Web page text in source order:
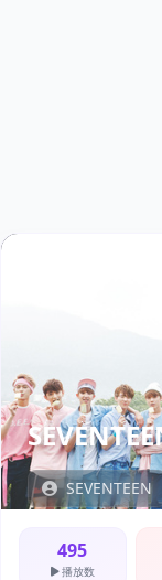
SEVENTEEN
495
播放数